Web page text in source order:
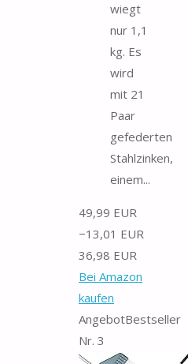
wiegt
nur 1,1
kg. Es
wird
mit 21
Paar
gefederten
Stahlzinken,
einem...
49,99 EUR
−13,01 EUR
36,98 EUR
Bei Amazon
kaufen
AngebotBestseller
Nr. 3